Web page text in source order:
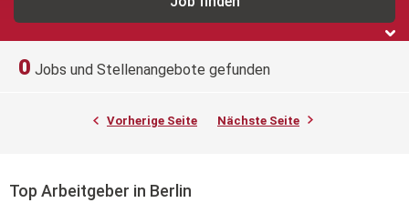
0 Jobs und Stellenangebote gefunden
Vorherige Seite Nächste Seite
Top Arbeitgeber in Berlin